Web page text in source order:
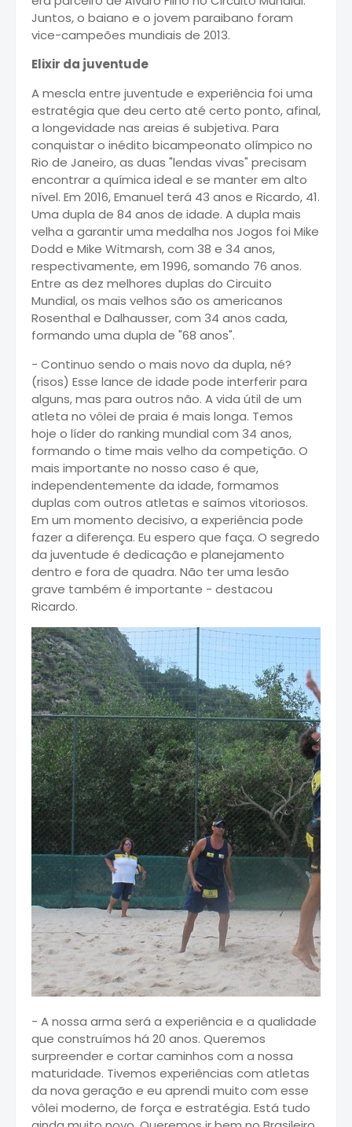
Juntos, o baiano e o jovem paraibano foram
vice-campeões mundiais de 2013.
Elixir da juventude
A mescla entre juventude e experiência foi uma
estratégia que deu certo até certo ponto, afinal,
a longevidade nas areias é subjetiva. Para
conquistar o inédito bicampeonato olímpico no
Rio de Janeiro, as duas "lendas vivas" precisam
encontrar a química ideal e se manter em alto
nível. Em 2016, Emanuel terá 43 anos e Ricardo, 41.
Uma dupla de 84 anos de idade. A dupla mais
velha a garantir uma medalha nos Jogos foi Mike
Dodd e Mike Witmarsh, com 38 e 34 anos,
respectivamente, em 1996, somando 76 anos.
Entre as dez melhores duplas do Circuito
Mundial, os mais velhos são os americanos
Rosenthal e Dalhausser, com 34 anos cada,
formando uma dupla de "68 anos".
- Continuo sendo o mais novo da dupla, né?
(risos) Esse lance de idade pode interferir para
alguns, mas para outros não. A vida útil de um
atleta no vôlei de praia é mais longa. Temos
hoje o líder do ranking mundial com 34 anos,
formando o time mais velho da competição. O
mais importante no nosso caso é que,
independentemente da idade, formamos
duplas com outros atletas e saímos vitoriosos.
Em um momento decisivo, a experiência pode
fazer a diferença. Eu espero que faça. O segredo
da juventude é dedicação e planejamento
dentro e fora de quadra. Não ter uma lesão
grave também é importante - destacou
Ricardo.
- A nossa arma será a experiência e a qualidade
que construímos há 20 anos. Queremos
surpreender e cortar caminhos com a nossa
maturidade. Tivemos experiências com atletas
da nova geração e eu aprendi muito com esse
vôlei moderno, de força e estratégia. Está tudo